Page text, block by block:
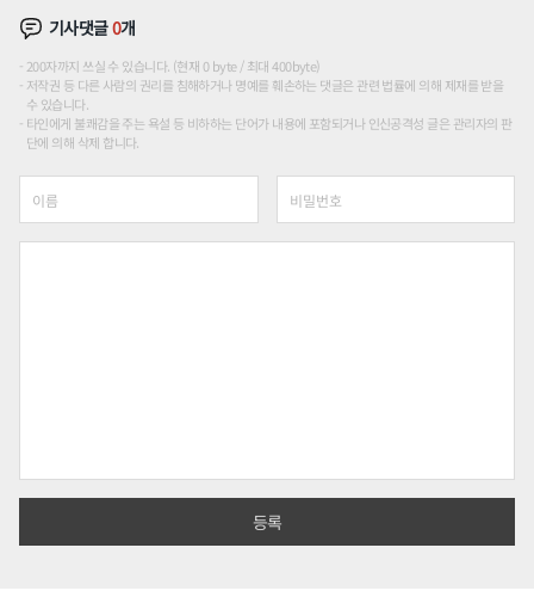
기사댓글0개
200자까지 쓰실 수 있습니다. (현재 0 byte / 최대 400byte)
저작권 등 다른 사람의 권리를 침해하거나 명예를 훼손하는 댓글은 관련 법률에 의해 제재를 받을
수 있습니다.
타인에게 불쾌감을 주는 욕설 등 비하하는 단어가 내용에 포함되거나 인신공격성 글은 관리자의 판
단에 의해 삭제 합니다.